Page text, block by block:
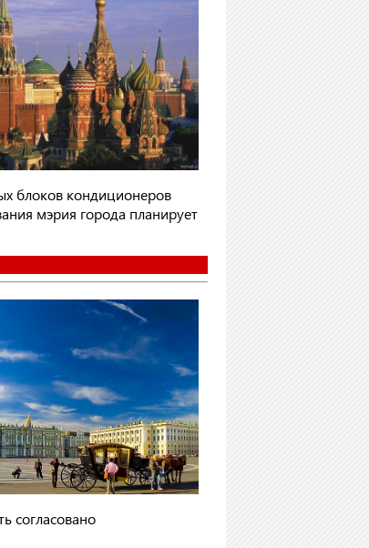
блоков кондиционеров
мэрия города планирует
согласовано